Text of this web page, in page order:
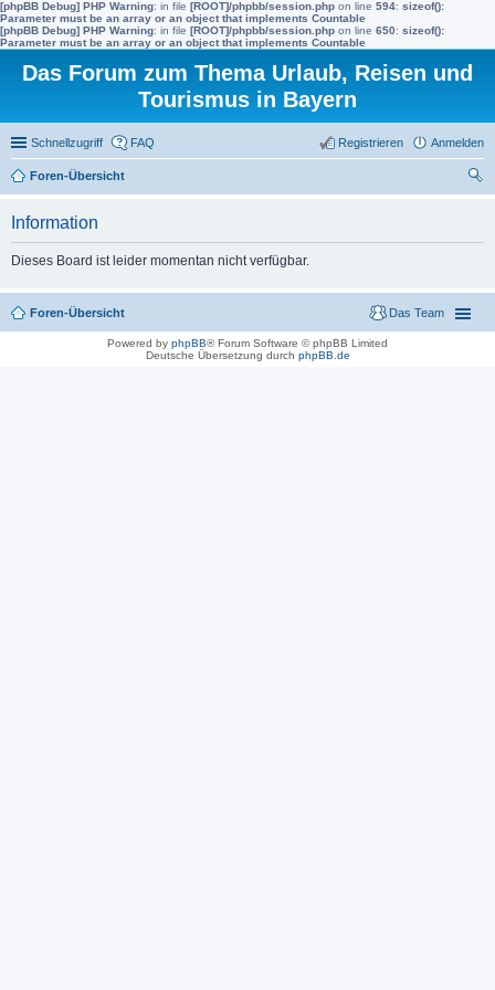
[phpBB Debug] PHP Warning: in file [ROOT]/phpbb/session.php on line 594: sizeof():
Parameter must be an array or an object that implements Countable
[phpBB Debug] PHP Warning: in file [ROOT]/phpbb/session.php on line 650: sizeof():
Parameter must be an array or an object that implements Countable
Das Forum zum Thema Urlaub, Reisen und
Tourismus in Bayern
Schnellzugriff FAQ Anmelden
Registrieren
Foren-Übersicht
Information
Dieses Board ist leider momentan nicht verfügbar.
Foren-Übersicht Das Team
Powered by phpBB® Forum Software © phpBB Limited
Deutsche Übersetzung durch phpBB.de